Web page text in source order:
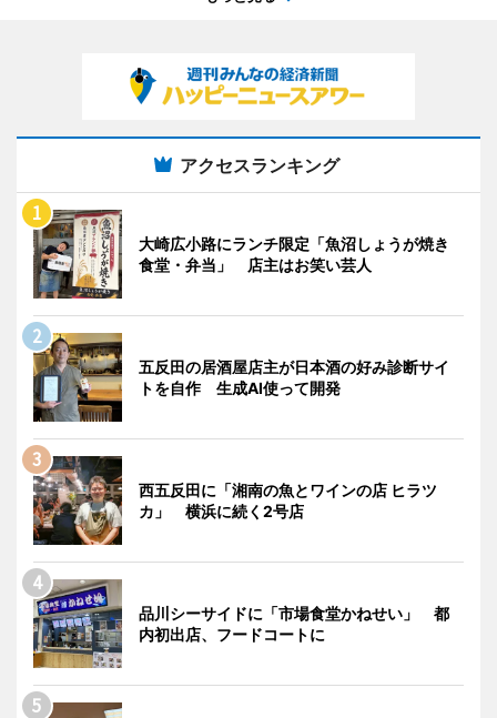
アクセスランキング
大崎広小路にランチ限定「魚沼しょうが焼き
食堂・弁当」 店主はお笑い芸人
五反田の居酒屋店主が日本酒の好み診断サイ
トを自作 生成AI使って開発
西五反田に「湘南の魚とワインの店 ヒラツ
カ」 横浜に続く2号店
品川シーサイドに「市場食堂かねせい」 都
内初出店、フードコートに